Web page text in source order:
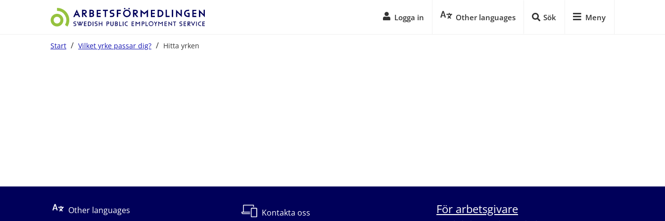
Logga in Other languages Sök Meny
Start / Vilket yrke passar dig? / Hitta yrken
Other languages
Kontakta oss För arbetsgivare